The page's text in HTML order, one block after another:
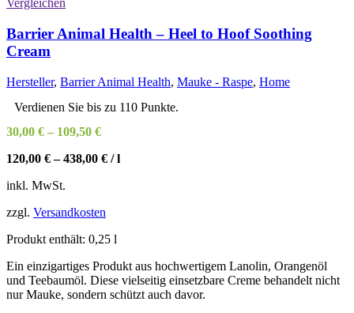
Vergleichen
Barrier Animal Health – Heel to Hoof Soothing
Cream
Hersteller, Barrier Animal Health, Mauke - Raspe, Home
Verdienen Sie bis zu 110 Punkte.
30,00 € – 109,50 €
120,00 €–438,00 € /l
inkl. MwSt.
zzgl. Versandkosten
Produkt enthält: 0,25 l
Ein einzigartiges Produkt aus hochwertigem Lanolin, Orangenöl
und Teebaumöl. Diese vielseitig einsetzbare Creme behandelt nicht
nur Mauke, sondern schützt auch davor.